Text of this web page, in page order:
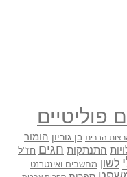
פוליטיים
הברית בן גוריון הומור
התנתקות חגים חז"ל
לשון מחשבים ואינטרנט